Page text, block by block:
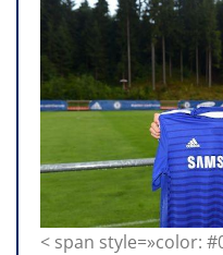
< span